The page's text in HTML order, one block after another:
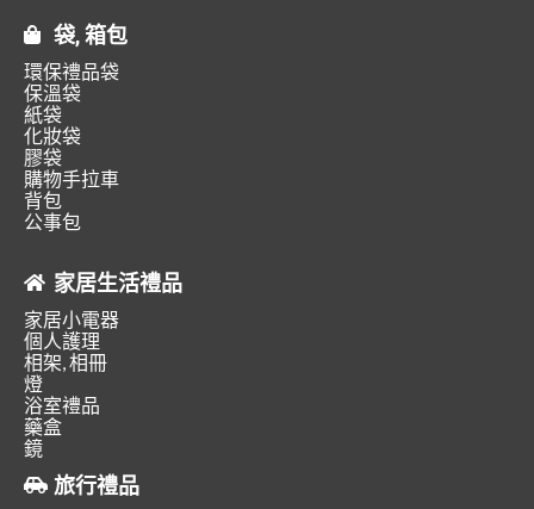
袋, 箱包
環保禮品袋
保溫袋
紙袋
化妝袋
膠袋
購物手拉車
背包
公事包
家居生活禮品
家居小電器
個人護理
相架, 相冊
燈
浴室禮品
藥盒
鏡
旅行禮品